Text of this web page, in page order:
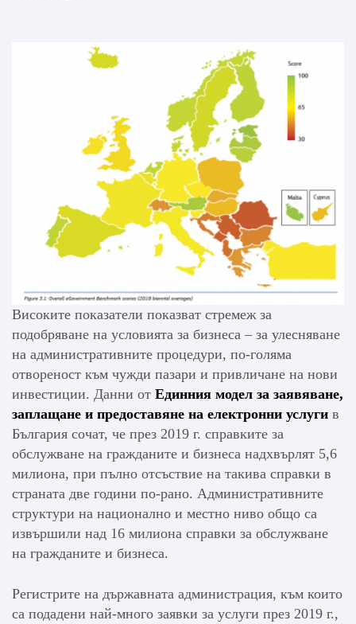
Високите показатели показват стремеж за
подобряване на условията за бизнеса – за улесняване
на административните процедури, по-голяма
отвореност към чужди пазари и привличане на нови
инвестиции. Данни от Единния модел за заявяване,
заплащане и предоставяне на електронни услуги в
България сочат, че през 2019 г. справките за
обслужване на гражданите и бизнеса надхвърлят 5,6
милиона, при пълно отсъствие на такива справки в
страната две години по-рано. Административните
структури на национално и местно ниво общо са
извършили над 16 милиона справки за обслужване
на гражданите и бизнеса.
Регистрите на държавната администрация, към които
са подадени най-много заявки за услуги през 2019 г.,